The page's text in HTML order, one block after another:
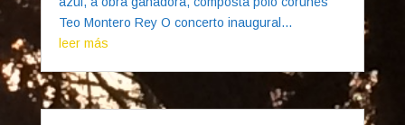
Teo Montero Rey O concerto inaugural...
leer más